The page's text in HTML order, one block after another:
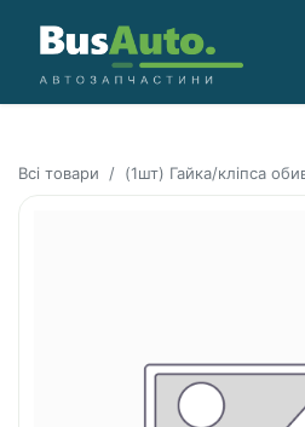
Всі товари (1шт) Гайка/кліпса